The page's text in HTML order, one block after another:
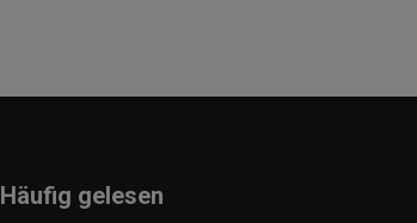
Häufig gelesen